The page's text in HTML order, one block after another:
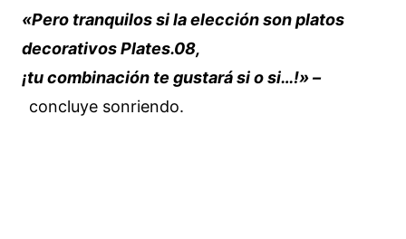
«Pero tranquilos si la elección son platos
decorativos Plates.08,
¡tu combinación te gustará si o si…!» –
concluye sonriendo.